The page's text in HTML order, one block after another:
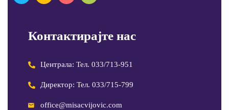
Контактирајте нас
Централа: Тел. 033/713-951
Директор: Тел. 033/715-799
office@misacvijovic.com